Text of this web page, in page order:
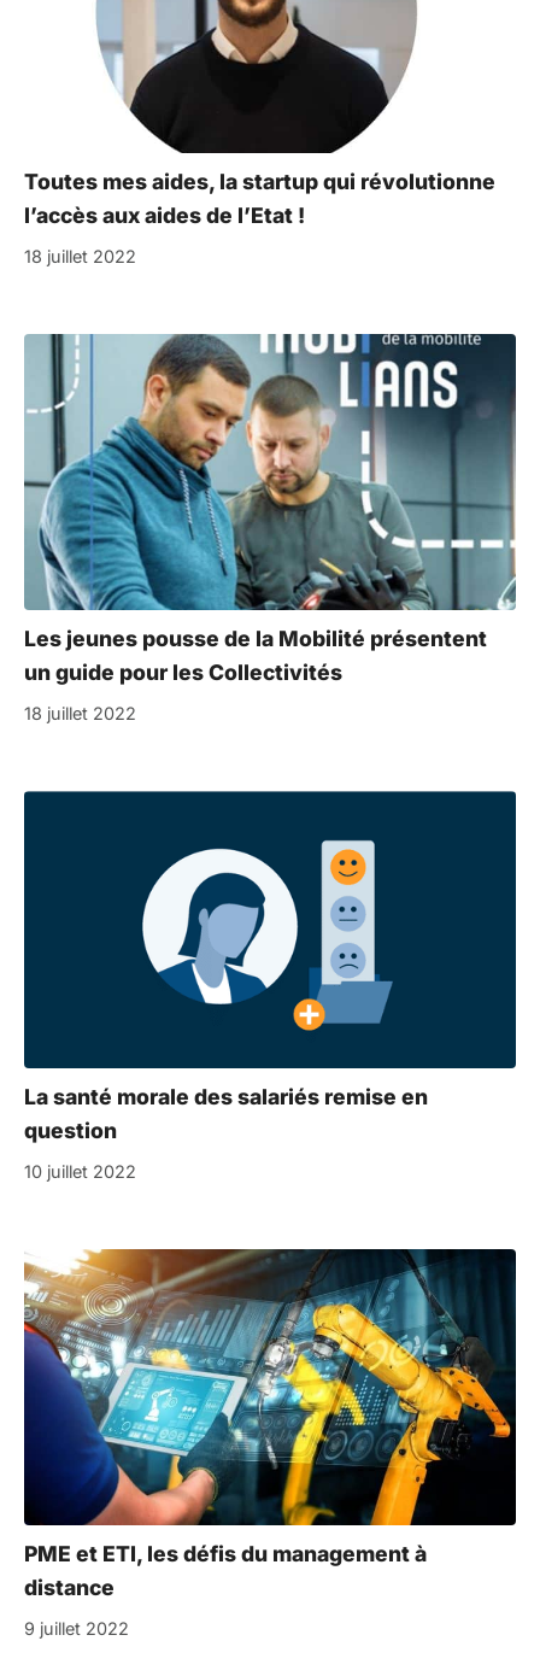
Toutes mes aides, la startup qui révolutionne
l’accès aux aides de l’Etat !
18 juillet 2022
Les jeunes pousse de la Mobilité présentent
un guide pour les Collectivités
18 juillet 2022
La santé morale des salariés remise en
question
10 juillet 2022
PME et ETI, les défis du management à
distance
9 juillet 2022